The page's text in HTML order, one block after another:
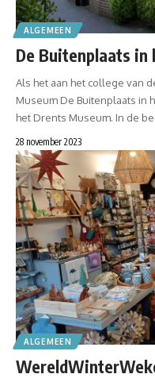
ALGEMEEN
De Buitenplaats in
Als het aan het college van
Museum De Buitenplaats in
het Drents Museum. In de
28 november 2023
ALGEMEEN